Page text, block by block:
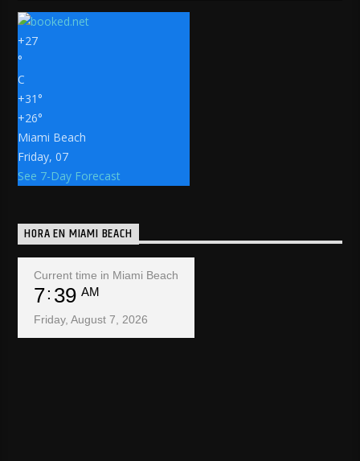
+27
°
C
+31°
+26°
Miami Beach
Friday, 07
See 7-Day Forecast
HORA EN MIAMI BEACH
Current time in Miami Beach
7 39 AM
Friday, August 7, 2026